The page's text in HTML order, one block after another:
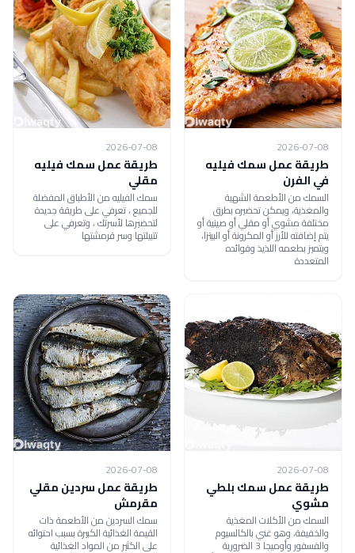
2026-07-08
طريقة عمل سمك فيليه
في الفرن
السمك من الأطعمة الشهية
والمغذية، ويمكن تحضيره بطرق
مختلفة مشوي أو مقلي أو صينية أو
يتم إضافته للأرز أو المكرونة أو البيتزا،
ويتميز بطعمه اللذيذ وفوائده
المتعددة
2026-07-08
طريقة عمل سمك فيليه
مقلي
سمك الفيليه من الأطباق المفضلة
للجميع ، تعرفي على طريقة جديدة
لتحضيرها لأسرتك ، وتعرفي على
تتبيلتها وسر قرمشتها
2026-07-08
طريقة عمل سمك بلطي
مشوي
السمك من الأكلات المغذية
والخفيفة، وهو غني بالكالسيوم
والفسفور وأوميجا 3 الضرورية
2026-07-08
طريقة عمل سردين مقلي
مقرمش
سمك السردين من الأطعمة ذات
القيمة الغذائية الكبيرة بسبب احتوائه
على الكثير من المواد الغذائية